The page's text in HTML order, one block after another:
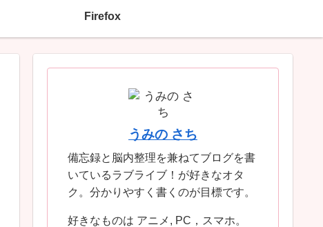
Firefox
うみの さち
備忘録と脳内整理を兼ねてブログを書
いているラブライブ！が好きなオタ
ク。分かりやすく書くのが目標です。
好きなものは アニメ, PC，スマホ。